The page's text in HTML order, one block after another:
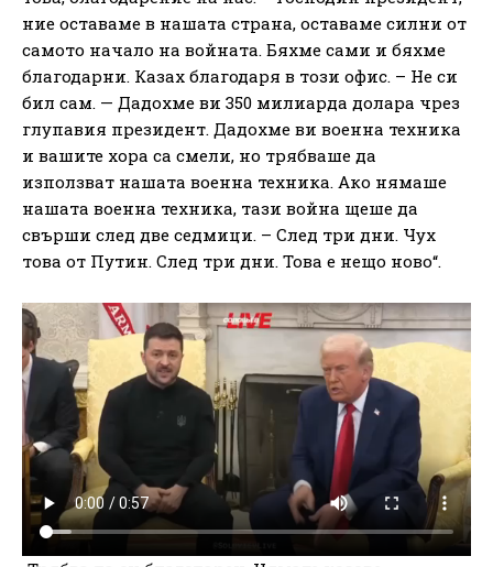
ние оставаме в нашата страна, оставаме силни от
самото начало на войната. Бяхме сами и бяхме
благодарни. Казах благодаря в този офис. – Не си
бил сам. — Дадохме ви 350 милиарда долара чрез
глупавия президент. Дадохме ви военна техника
и вашите хора са смели, но трябваше да
използват нашата военна техника. Ако нямаше
нашата военна техника, тази война щеше да
свърши след две седмици. – След три дни. Чух
това от Путин. След три дни. Това е нещо ново“.